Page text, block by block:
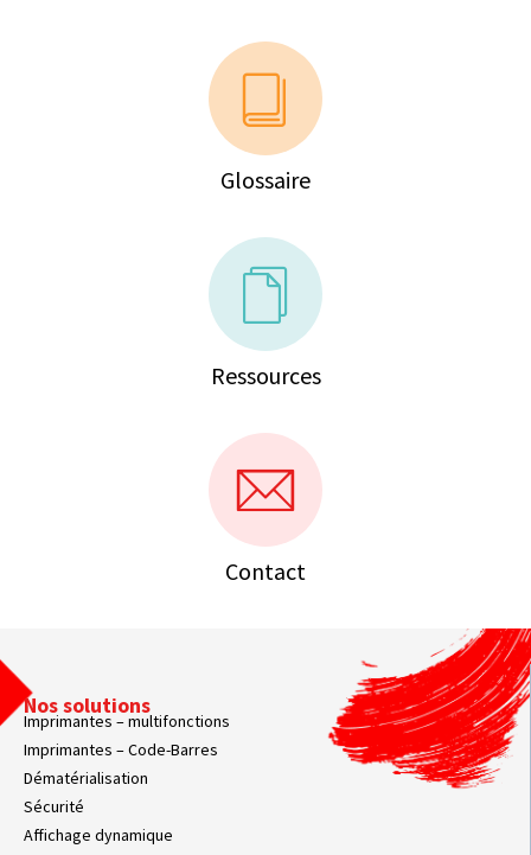
Glossaire
Ressources
Contact
Nos solutions
Imprimantes – multifonctions
Imprimantes – Code-Barres
Dématérialisation
Sécurité
Affichage dynamique